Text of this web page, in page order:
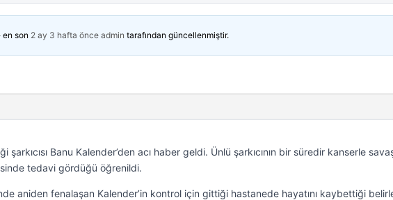
en son 2 ay 3 hafta önce admin tarafından güncellenmiştir.
şarkıcısı Banu Kalender’den acı haber geldi. Ünlü şarkıcının bir süredir kanserle
tedavi gördüğü öğrenildi.
aniden fenalaşan Kalender’in kontrol için gittiği hastanede hayatını kaybettiği